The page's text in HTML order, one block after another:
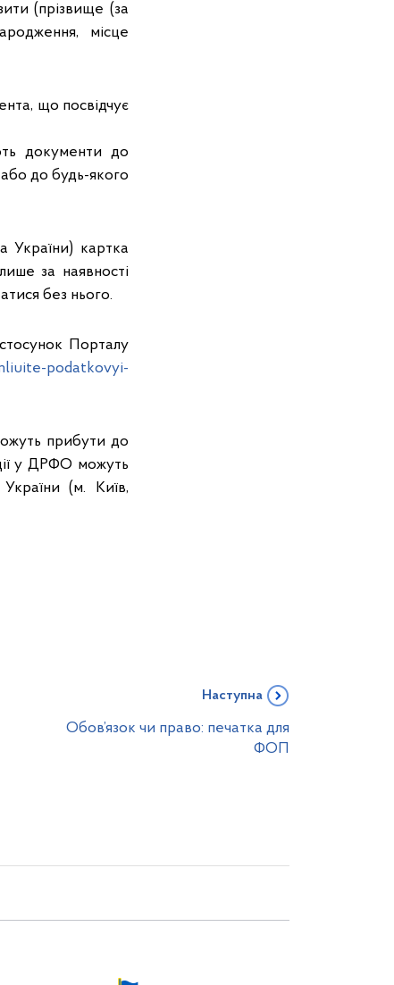
(прізвище (за
місце
що посвідчує
документи до
до будь-якого
картка
за наявності
без нього.
Порталу
podatkovyi-
прибути до
у ДРФО можуть
(м. Київ,
Наступна
Обов’язок чи право: печатка для
ФОП